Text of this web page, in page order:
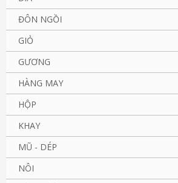
ĐÔN NGỒI
GIỎ
GƯƠNG
HÀNG MAY
HỘP
KHAY
MŨ - DÉP
NÔI